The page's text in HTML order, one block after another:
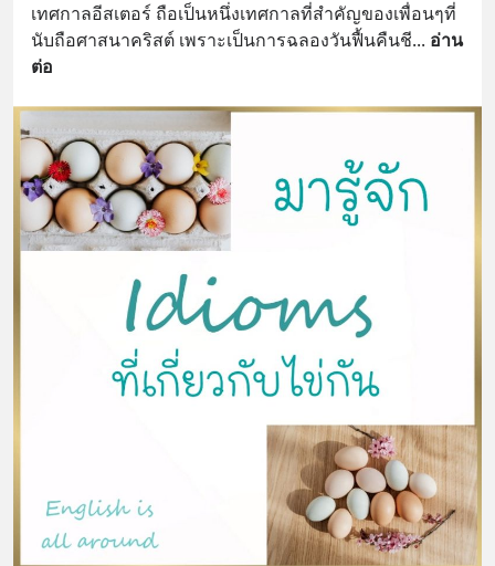
เทศกาลอีสเตอร์ ถือเป็นหนึ่งเทศกาลที่สำคัญของเพื่อนๆที่
นับถือศาสนาคริสต์ เพราะเป็นการฉลองวันฟื้นคืนชี... อ่าน
ต่อ